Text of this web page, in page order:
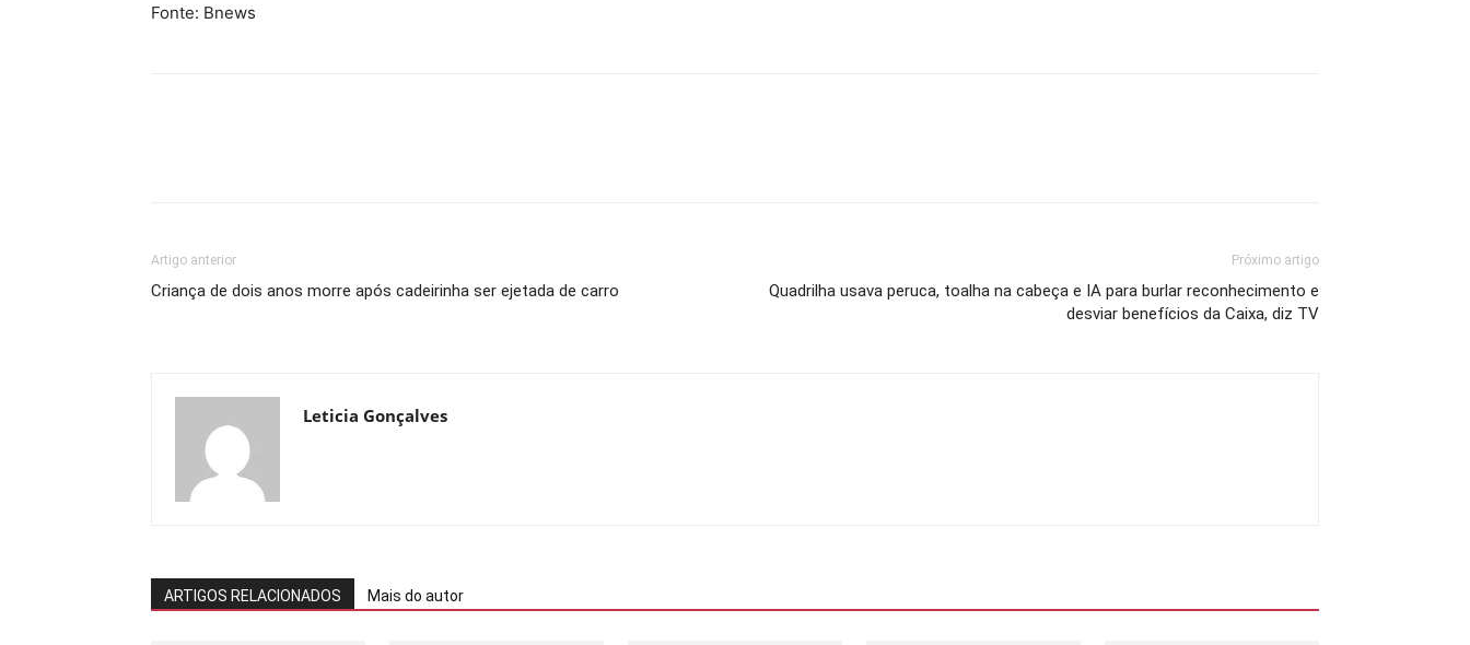
Fonte: Bnews
Artigo anterior
Criança de dois anos morre após cadeirinha ser ejetada de carro
Próximo artigo
Quadrilha usava peruca, toalha na cabeça e IA para burlar reconhecimento e
desviar benefícios da Caixa, diz TV
Leticia Gonçalves
ARTIGOS RELACIONADOS Mais do autor